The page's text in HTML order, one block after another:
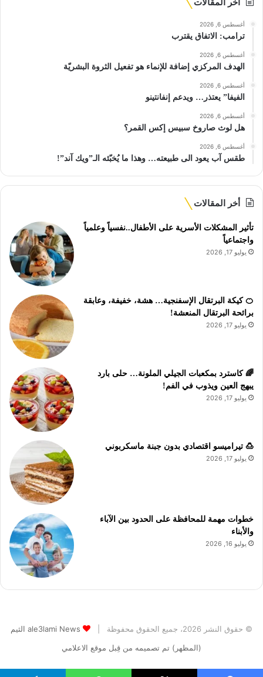
أخر المقالات
أغسطس 6, 2026
ترامب: الاتفاق يقترب
أغسطس 6, 2026
الهدف المركزي إضافة للإنماء هو تفعيل الثروة البشريّة
أغسطس 6, 2026
الفيفا” يعتذر… ويدعم إنفانتينو
أغسطس 6, 2026
هل لوث صاروخ سبيس إكس القمر؟
أغسطس 6, 2026
طقس آب يعود الى طبيعته… وهذا ما يُخبّئه الـ”ويك آند”!
أخر المقالات
تأثير المشكلات الأسرية على الأطفال..نفسياً وعلمياً
واجتماعياً
يوليو 17, 2026
🍊 كيكة البرتقال الإسفنجية… هشة، خفيفة، وعابقة
برائحة البرتقال المنعشة!
يوليو 17, 2026
🌈 كاسترد بمكعبات الجيلي الملونة… حلى بارد
يبهج العين ويذوب في الفم!
يوليو 17, 2026
🍮 تيراميسو اقتصادي بدون جبنة ماسكربوني
يوليو 17, 2026
خطوات مهمة للمحافظة على الحدود بين الآباء
والأبناء
يوليو 16, 2026
© حقوق النشر 2026، جميع الحقوق محفوظة |
ale3lami News الثيم
(المظهر) تم تصميمه من قِبل موقع الاعلامي